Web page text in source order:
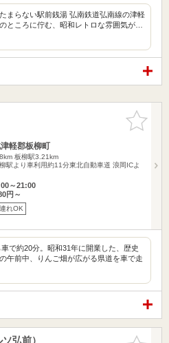
まらない駅前銭湯 弘南鉄道弘南線の津軽
ところに佇む、昭和レトロな雰囲気が…
お気に入
りに追加
軽郡板柳町
板柳駅3.21km
駅より車利用約11分東北自動車道 浪岡ICよ
～21:00
円～
れOK
で約20分。昭和31年に開業した、歴史
午前中、りんご畑が広がる県道を車で走
お気に入
弘前）